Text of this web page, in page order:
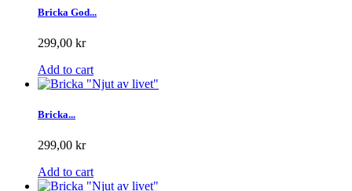
Bricka God...
299,00 kr
Add to cart
Bricka...
299,00 kr
Add to cart